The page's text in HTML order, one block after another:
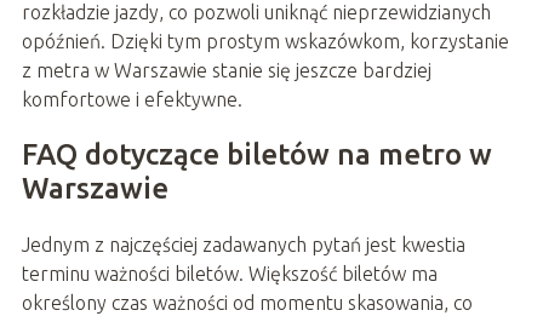
rozkładzie jazdy, co pozwoli uniknąć nieprzewidzianych
opóźnień. Dzięki tym prostym wskazówkom, korzystanie
z metra w Warszawie stanie się jeszcze bardziej
komfortowe i efektywne.
FAQ dotyczące biletów na metro w
Warszawie
Jednym z najczęściej zadawanych pytań jest kwestia
terminu ważności biletów. Większość biletów ma
określony czas ważności od momentu skasowania, co